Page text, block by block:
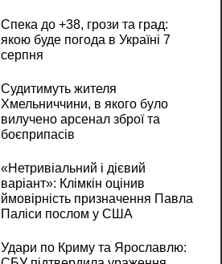
Спека до +38, грози та град:
якою буде погода в Україні 7
серпня
Судитимуть жителя
Хмельниччини, в якого було
вилучено арсенал зброї та
боєприпасів
«Нетривіальний і дієвий
варіант»: Клімкін оцінив
ймовірність призначення Павла
Паліси послом у США
Удари по Криму та Ярославлю: